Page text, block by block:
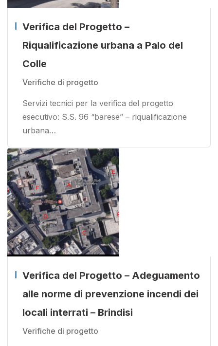
Verifica del Progetto –
Riqualificazione urbana a Palo del
Colle
Verifiche di progetto
Servizi tecnici per la verifica del progetto
esecutivo: S.S. 96 “barese” – riqualificazione
urbana…
Verifica del Progetto – Adeguamento
alle norme di prevenzione incendi dei
locali interrati – Brindisi
Verifiche di progetto